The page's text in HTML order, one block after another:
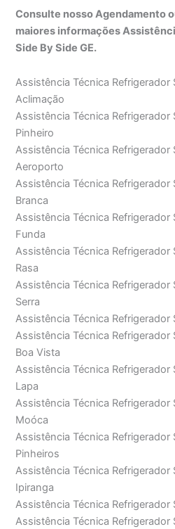
Consulte nosso Agendamento
maiores informações
Side By Side GE.
Assistência Técnica Refrigerador
Aclimação
Assistência Técnica Refrigerador
Pinheiro
Assistência Técnica Refrigerador
Aeroporto
Assistência Técnica Refrigerador
Branca
Assistência Técnica Refrigerador
Funda
Assistência Técnica Refrigerador
Rasa
Assistência Técnica Refrigerador
Serra
Assistência Técnica Refrigerador
Assistência Técnica Refrigerador
Boa Vista
Assistência Técnica Refrigerador
Lapa
Assistência Técnica Refrigerador
Moóca
Assistência Técnica Refrigerador
Pinheiros
Assistência Técnica Refrigerador
Ipiranga
Assistência Técnica Refrigerador
Assistência Técnica Refrigerador